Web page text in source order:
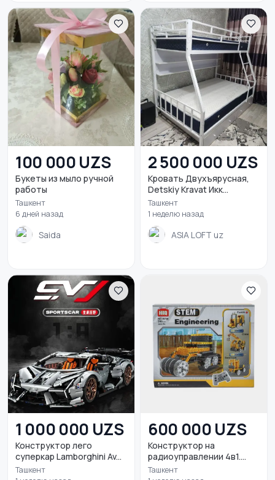
100 000 UZS
Букеты из мыло ручной
работы
Ташкент
6 дней назад
Saida
2 500 000 UZS
Кровать Двухъярусная,
Detskiy Kravat Икк...
Ташкент
1 неделю назад
ASIA LOFT uz
1 000 000 UZS
Конструктор лего
суперкар Lamborghini Av...
Ташкент
600 000 UZS
Конструктор на
радиоуправлении 4в1.
Kons...
Ташкент